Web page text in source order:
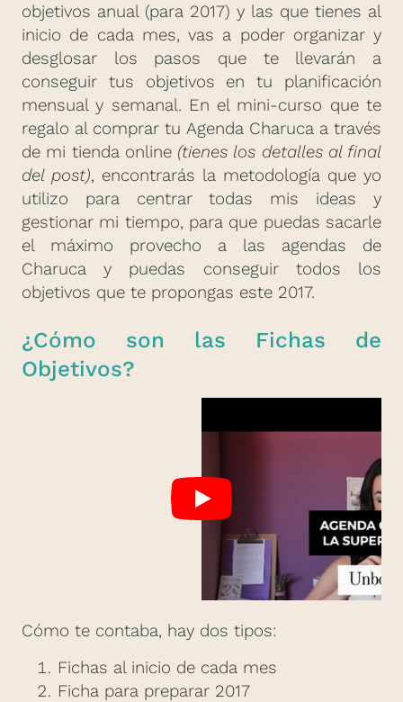
objetivos anual (para 2017) y las que tienes al
inicio de cada mes, vas a poder organizar y
desglosar los pasos que te llevarán a
conseguir tus objetivos en tu planificación
mensual y semanal. En el mini-curso que te
regalo al comprar tu Agenda Charuca a través
de mi tienda online (tienes los detalles al final
del post), encontrarás la metodología que yo
utilizo para centrar todas mis ideas y
gestionar mi tiempo, para que puedas sacarle
el máximo provecho a las agendas de
Charuca y puedas conseguir todos los
objetivos que te propongas este 2017.
¿Cómo son las Fichas de
Objetivos?
Cómo te contaba, hay dos tipos:
Fichas al inicio de cada mes
Ficha para preparar 2017